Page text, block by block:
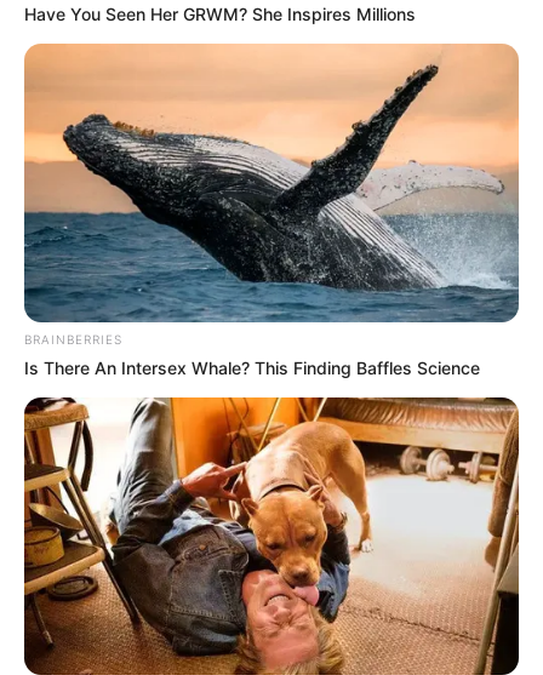
Recetas Directamente en
Tu WhatsApp
Únete gratis a nuestro canal y recibe remedios
caseros, recetas naturales, consejos de
belleza y trucos saludables directamente en tu
celular.
Gratis Fácil
Recetas nuevas cada
día
UNIRME GRATIS AL CANAL
No te pierdas las próximas recetas que estaremos
compartiendo.
Calienta la taza de agua hasta que hierva.
Have You Seen Her GRWM? She Inspires Millions
BRAINBERRIES
Is There An Intersex Whale? This Finding Baffles Science